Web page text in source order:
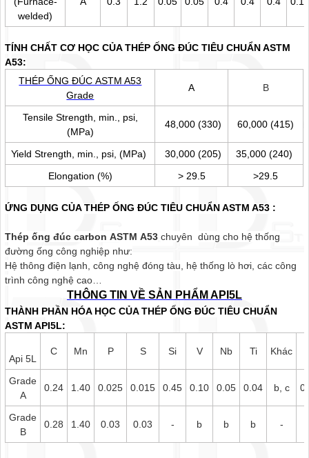
welded)
TÍNH CHẤT CƠ HỌC CỦA THÉP ỐNG ĐÚC TIÊU CHUẨN ASTM
A53:
THÉP ỐNG ĐÚC ASTM A53
Grade
A B
Tensile Strength, min., psi,
(MPa)
48,000 (330) 60,000 (415)
Yield Strength, min., psi, (MPa) 30,000 (205)
35,000 (240)
Elongation (%)
> 29.5 >29.5
ỨNG DỤNG CỦA THÉP ỐNG ĐÚC TIÊU CHUẨN ASTM A53 :
Thép ống đúc carbon ASTM A53 chuyên dùng cho hệ thống
đường ống công nghiệp như:
Hệ thông điện lạnh, công nghệ đóng tàu, hệ thống lò hơi, các công
trình công nghệ cao…
THÔNG TIN VỀ SẢN PHẨM API5L
THÀNH PHẦN HÓA HỌC CỦA THÉP ỐNG ĐÚC TIÊU CHUẨN
ASTM API5L:
Api 5L
C Mn P S Si V Nb Ti Khác
Grade
A
0.24 1.40 0.025 0.015 0.45 0.10 0.05 0.04 b, c
Grade
B
0.28 1.40 0.03 0.03 - b b b -